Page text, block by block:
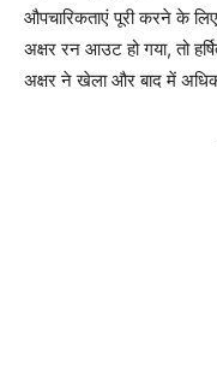
औपचारिकताएं पूरी करने के
अक्षर रन आउट हो गया, तो
अक्षर ने खेला और बाद में